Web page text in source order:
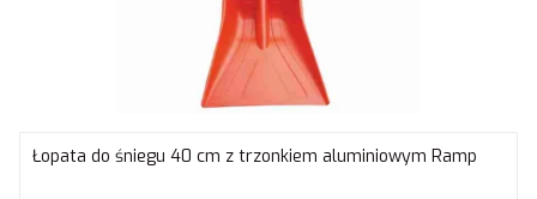
Łopata do śniegu 40 cm z trzonkiem aluminiowym Ramp